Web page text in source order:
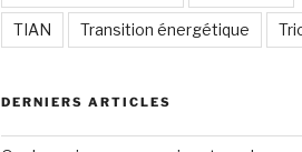
TIAN Transition énergétique
DERNIERS ARTICLES